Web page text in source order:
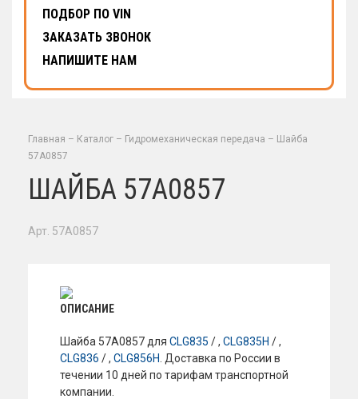
ПОДБОР ПО VIN
ЗАКАЗАТЬ ЗВОНОК
НАПИШИТЕ НАМ
Главная – Каталог – Гидромеханическая передача – Шайба
57A0857
ШАЙБА 57A0857
Арт. 57A0857
ОПИСАНИЕ
Шайба 57A0857 для CLG835 / , CLG835H / ,
CLG836 / , CLG856H . Доставка по России в
течении 10 дней по тарифам транспортной
компании.